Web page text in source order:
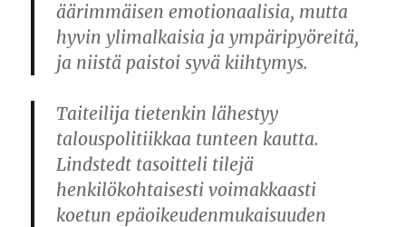
äärimmäisen emotionaalisia, mutta
hyvin ylimalkaisia ja ympäripyöreitä,
ja niistä paistoi syvä kiihtymys.
Taiteilija tietenkin lähestyy
talouspolitiikkaa tunteen kautta.
Lindstedt tasoitteli tilejä
henkilökohtaisesti voimakkaasti
koetun epäoikeudenmukaisuuden